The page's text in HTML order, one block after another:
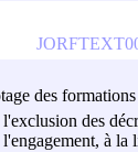
des formations
des
à